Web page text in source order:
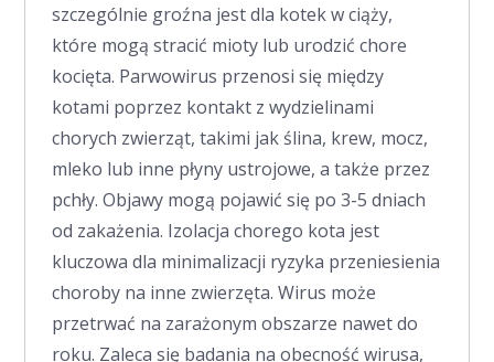
szczególnie groźna jest dla kotek w ciąży,
które mogą stracić mioty lub urodzić chore
kocięta. Parwowirus przenosi się między
kotami poprzez kontakt z wydzielinami
chorych zwierząt, takimi jak ślina, krew, mocz,
mleko lub inne płyny ustrojowe, a także przez
pchły. Objawy mogą pojawić się po 3-5 dniach
od zakażenia. Izolacja chorego kota jest
kluczowa dla minimalizacji ryzyka przeniesienia
choroby na inne zwierzęta. Wirus może
przetrwać na zarażonym obszarze nawet do
roku. Zaleca się badania na obecność wirusa,